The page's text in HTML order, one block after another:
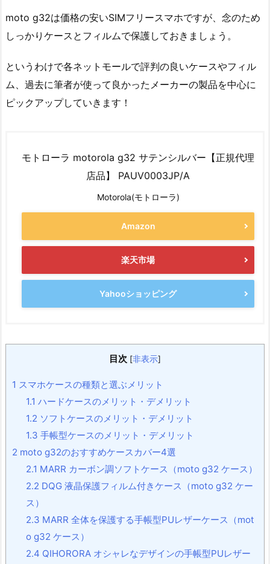
moto g32は価格の安いSIMフリースマホですが、念のため
しっかりケースとフィルムで保護しておきましょう。
というわけで各ネットモールで評判の良いケースやフィル
ム、過去に筆者が使って良かったメーカーの製品を中心に
ピックアップしていきます！
モトローラ motorola g32 サテンシルバー【正規代理
店品】 PAUV0003JP/A
Motorola(モトローラ)
Amazon
楽天市場
Yahooショッピング
目次 [非表示]
1 スマホケースの種類と選ぶメリット
1.1 ハードケースのメリット・デメリット
1.2 ソフトケースのメリット・デメリット
1.3 手帳型ケースのメリット・デメリット
2 moto g32のおすすめケースカバー4選
2.1 MARR カーボン調ソフトケース（moto g32 ケース）
2.2 DQG 液晶保護フィルム付きケース（moto g32 ケー
ス）
2.3 MARR 全体を保護する手帳型PUレザーケース（mot
o g32 ケース）
2.4 QIHORORA オシャレなデザインの手帳型PUレザー